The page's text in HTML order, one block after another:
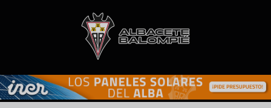
Skip to main content